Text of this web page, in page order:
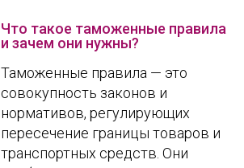
Что такое таможенные правила
и зачем они нужны?
Таможенные правила — это
совокупность законов и
нормативов, регулирующих
пересечение границы товаров и
транспортных средств. Они